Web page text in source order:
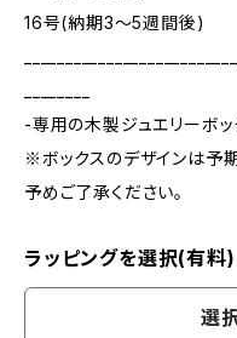
16号(納期3～5週間後)
-専用の木製ジュエリーボッ
※ボックスのデザインは予
予めご了承ください。
ラッピングを選択(有料)
選